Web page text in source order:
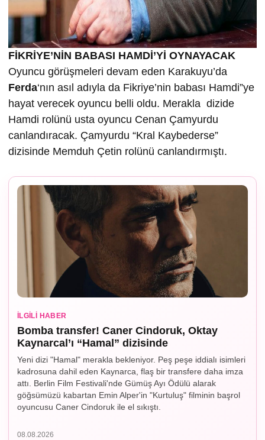
FİKRİYE’NİN BABASI HAMDİ’Yİ OYNAYACAK
Oyuncu görüşmeleri devam eden Karakuyu’da
Ferda‘nın asıl adıyla da Fikriye’nin babası Hamdi”ye
hayat verecek oyuncu belli oldu. Merakla dizide
Hamdi rolünü usta oyuncu Cenan Çamyurdu
canlandıracak. Çamyurdu “Kral Kaybederse”
dizisinde Memduh Çetin rolünü canlandırmıştı.
İLGILI HABER
Bomba transfer! Caner Cindoruk, Oktay
Kaynarcal’ı “Hamal” dizisinde
Yeni dizi "Hamal" merakla bekleniyor. Peş peşe iddialı isimleri
kadrosuna dahil eden Kaynarca, flaş bir transfere daha imza
attı. Berlin Film Festivali'nde Gümüş Ayı Ödülü alarak
göğsümüzü kabartan Emin Alper'in "Kurtuluş" filminin başrol
oyuncusu Caner Cindoruk ile el sıkıştı.
08.08.2026